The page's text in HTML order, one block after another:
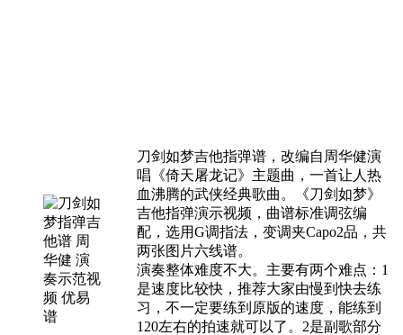
刀剑如梦吉他指弹谱，改编自周华健演
唱《倚天屠龙记》主题曲，一首让人热
血沸腾的武侠经典歌曲。《刀剑如梦》
吉他指弹演示视频，曲谱标准调弦编
配，选用G调指法，变调夹Capo2品，共
两张图片六线谱。
演奏整体难度不大。主要有两个难点：1
是速度比较快，推荐大家由慢到快去练
习，不一定要练到原版的速度，能练到
120左右的拍速就可以了。2是副歌部分